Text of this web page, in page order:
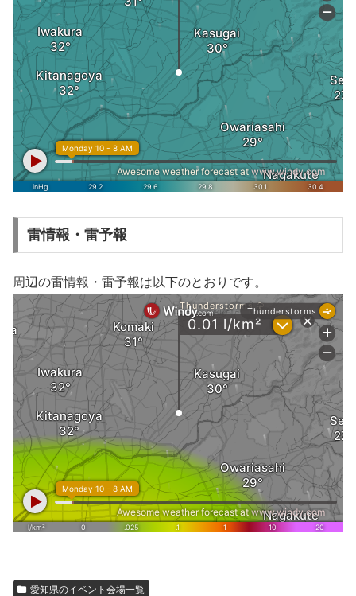
雷情報・雷予報
周辺の雷情報・雷予報は以下のとおりです。
愛知県のイベント会場一覧